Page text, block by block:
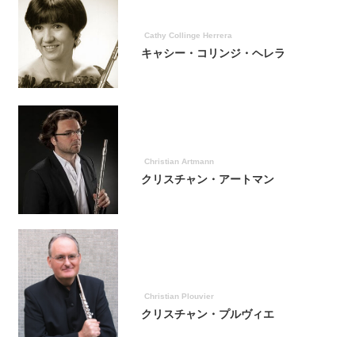
キャシー・コリンジ・ヘレラ
Cathy Collinge Herrera
クリスチャン・アートマン
Christian Artmann
クリスチャン・プルヴィエ
Christian Plouvier